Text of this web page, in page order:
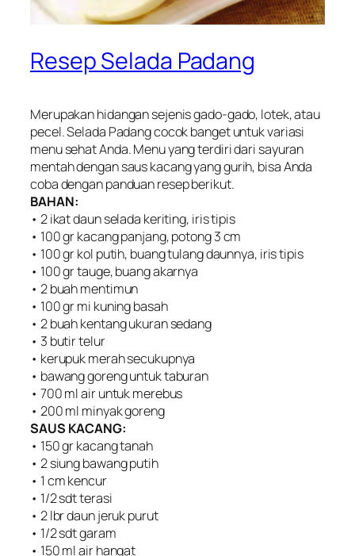
Resep Selada Padang
Merupakan hidangan sejenis gado-gado, lotek, atau
pecel. Selada Padang cocok banget untuk variasi
menu sehat Anda. Menu yang terdiri dari sayuran
mentah dengan saus kacang yang gurih, bisa Anda
coba dengan panduan resep berikut.
BAHAN:
• 2 ikat daun selada keriting, iris tipis
• 100 gr kacang panjang, potong 3 cm
• 100 gr kol putih, buang tulang daunnya, iris tipis
• 100 gr tauge, buang akarnya
• 2 buah mentimun
• 100 gr mi kuning basah
• 2 buah kentang ukuran sedang
• 3 butir telur
• kerupuk merah secukupnya
• bawang goreng untuk taburan
• 700 ml air untuk merebus
• 200 ml minyak goreng
SAUS KACANG:
• 150 gr kacang tanah
• 2 siung bawang putih
• 1 cm kencur
• 1/2 sdt terasi
• 2 lbr daun jeruk purut
• 1/2 sdt garam
• 150 ml air hangat